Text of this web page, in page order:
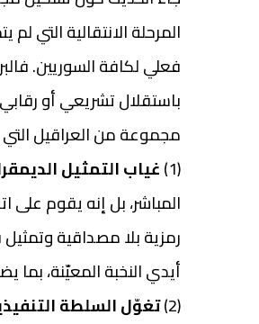
المرحلة الانتقالية التي
فعلي لكافة السوريين.
باستقلال تشريعي أو
مجموعة من العراقيل التي
(1)
غياب التمثيل
المباشر، بل إنه يقوم على
رمزية بلا مصداقية
أيدي النخبة المعيّنة،
(2) تغوّل السلطة